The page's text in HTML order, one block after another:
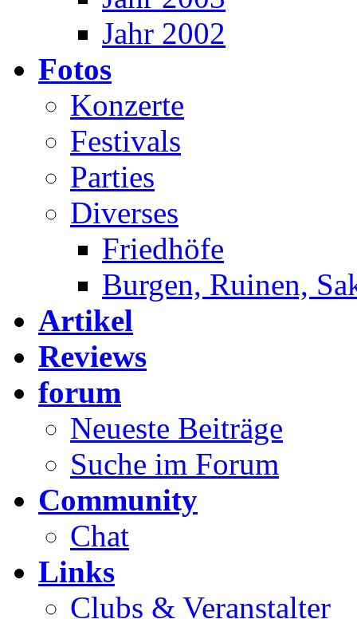
Jahr 2002
Fotos
Konzerte
Festivals
Parties
Diverses
Friedhöfe
Burgen, Ruinen,
Artikel
Reviews
forum
Neueste Beiträge
Suche im Forum
Community
Chat
Links
Clubs & Veranstalter